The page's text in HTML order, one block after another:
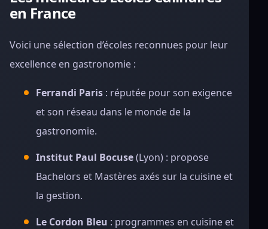
en France
Voici une sélection d’écoles reconnues pour leur
excellence en gastronomie :
Ferrandi Paris : réputée pour son exigence
et son réseau dans le monde de la
gastronomie.
Institut Paul Bocuse(Lyon) : propose
Bachelors et Mastères axés sur la cuisine et
la gestion.
Le Cordon Bleu : programmes en cuisine et